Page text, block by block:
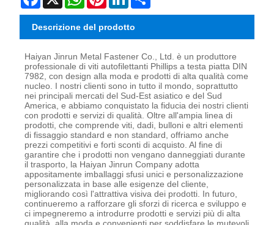
Descrizione del prodotto
Haiyan Jinrun Metal Fastener Co., Ltd. è un produttore
professionale di viti autofilettanti Phillips a testa piatta DIN
7982, con design alla moda e prodotti di alta qualità come
nucleo. I nostri clienti sono in tutto il mondo, soprattutto
nei principali mercati del Sud-Est asiatico e del Sud
America, e abbiamo conquistato la fiducia dei nostri clienti
con prodotti e servizi di qualità. Oltre all'ampia linea di
prodotti, che comprende viti, dadi, bulloni e altri elementi
di fissaggio standard e non standard, offriamo anche
prezzi competitivi e forti sconti di acquisto. Al fine di
garantire che i prodotti non vengano danneggiati durante
il trasporto, la Haiyan Jinrun Company adotta
appositamente imballaggi sfusi unici e personalizzazione
personalizzata in base alle esigenze del cliente,
migliorando così l'attrattiva visiva dei prodotti. In futuro,
continueremo a rafforzare gli sforzi di ricerca e sviluppo e
ci impegneremo a introdurre prodotti e servizi più di alta